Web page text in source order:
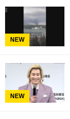
NEW
NEW